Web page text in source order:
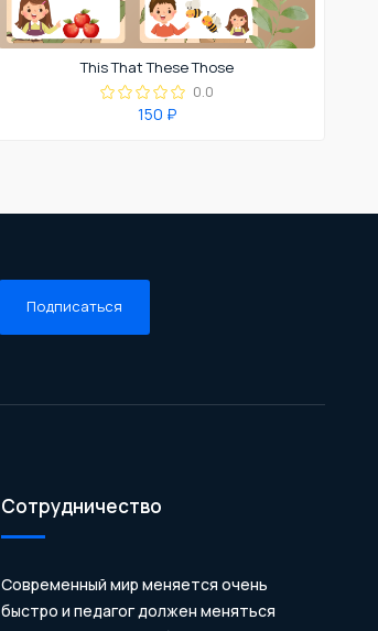
This That These Those
0.0
150 ₽
Подписаться
Сотрудничество
Современный мир меняется очень
быстро и педагог должен меняться